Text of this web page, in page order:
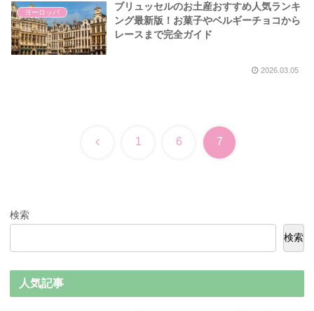
ヨーロッパ
ブリュッセルのお土産おすすめ人気ランキ
ング最新版！お菓子やベルギーチョコから
レースまで完全ガイド
2026.03.05
前 1 6 7
検索
検索
人気記事